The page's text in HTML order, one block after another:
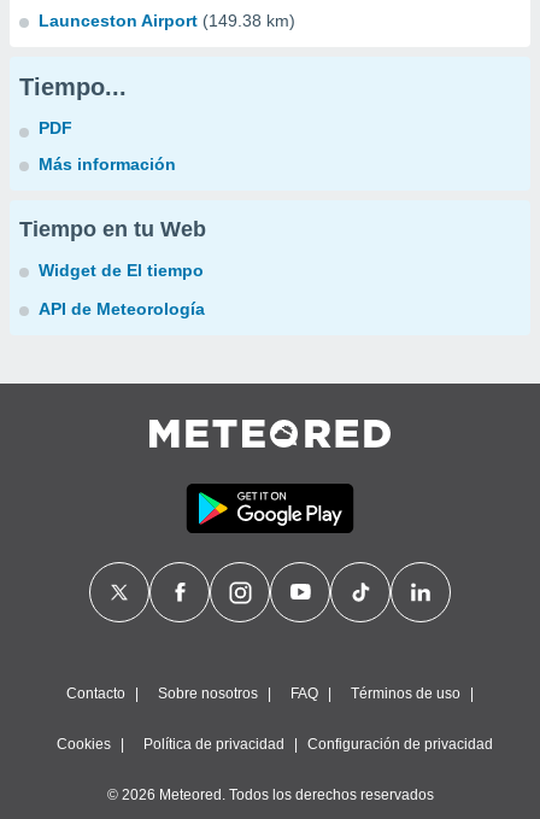
Launceston Airport (149.38 km)
Tiempo...
PDF
Más información
Tiempo en tu Web
Widget de El tiempo
API de Meteorología
Contacto Sobre nosotros FAQ Términos de uso
Cookies Política de privacidad Configuración de privacidad
© 2026 Meteored. Todos los derechos reservados